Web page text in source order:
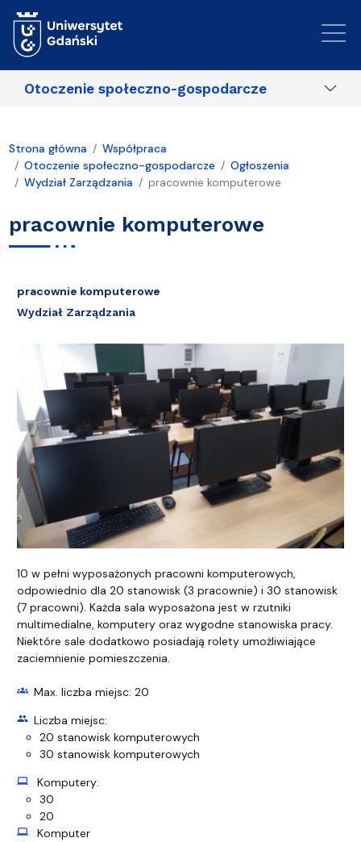
Otoczenie społeczno-gospodarcze
Strona główna
Współpraca
Otoczenie społeczno-gospodarcze
Ogłoszenia
Wydział Zarządzania
pracownie komputerowe
pracownie komputerowe
pracownie komputerowe
Wydział Zarządzania
10 w pełni wyposażonych pracowni komputerowych,
odpowiednio dla 20 stanowisk (3 pracownie) i 30 stanowisk
(7 pracowni). Każda sala wyposażona jest w rzutniki
multimedialne, komputery oraz wygodne stanowiska pracy.
Niektóre sale dodatkowo posiadają rolety umożliwiające
zaciemnienie pomieszczenia.
groups Max. liczba miejsc: 20
group Liczba miejsc:
20 stanowisk komputerowych
30 stanowisk komputerowych
computer
Komputery:
30
20
computer Komputer